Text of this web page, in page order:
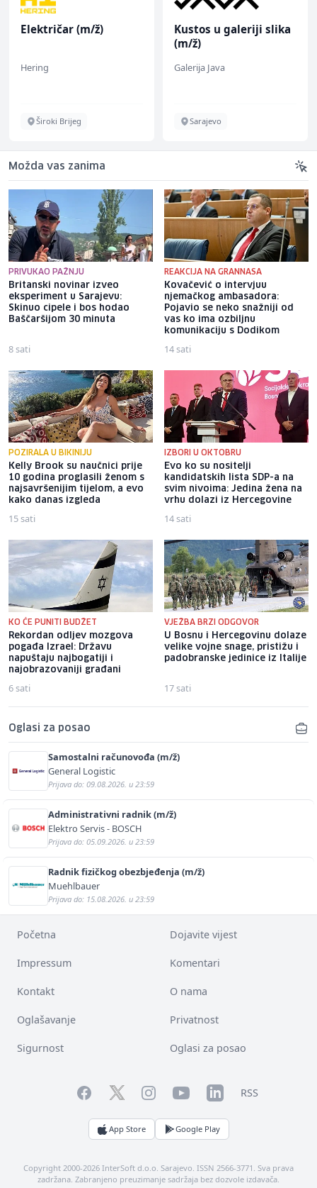
Električar (m/ž)
Hering
Široki Brijeg
Kustos u galeriji slika
(m/ž)
Galerija Java
Sarajevo
Možda vas zanima
PRIVUKAO PAŽNJU
Britanski novinar izveo
eksperiment u Sarajevu:
Skinuo cipele i bos hodao
Baščaršijom 30 minuta
8 sati
REAKCIJA NA GRANNASA
Kovačević o intervjuu
njemačkog ambasadora:
Pojavio se neko snažniji od
vas ko ima ozbiljnu
komunikaciju s Dodikom
14 sati
POZIRALA U BIKINIJU
Kelly Brook su naučnici prije
10 godina proglasili ženom s
najsavršenijim tijelom, a evo
kako danas izgleda
15 sati
IZBORI U OKTOBRU
Evo ko su nositelji
kandidatskih lista SDP-a na
svim nivoima: Jedina žena na
vrhu dolazi iz Hercegovine
14 sati
KO ĆE PUNITI BUDŽET
Rekordan odljev mozgova
pogađa Izrael: Državu
napuštaju najbogatiji i
najobrazovaniji građani
6 sati
VJEŽBA BRZI ODGOVOR
U Bosnu i Hercegovinu dolaze
velike vojne snage, pristižu i
padobranske jedinice iz Italije
17 sati
Oglasi za posao
Samostalni računovođa (m/ž)
General Logistic
Prijava do: 09.08.2026. u 23:59
Administrativni radnik (m/ž)
Elektro Servis - BOSCH
Prijava do: 05.09.2026. u 23:59
Radnik fizičkog obezbjeđenja (m/ž)
Muehlbauer
Prijava do: 15.08.2026. u 23:59
Početna Dojavite vijest
Impressum Komentari
Kontakt O nama
Oglašavanje Privatnost
Sigurnost Oglasi za posao
FacebookTwitterInstagramYouTubeLinkedInRSS
App Store Google Play
Copyright 2000-2026 InterSoft d.o.o. Sarajevo. ISSN 2566-3771. Sva prava
zadržana. Zabranjeno preuzimanje sadržaja bez dozvole izdavača.